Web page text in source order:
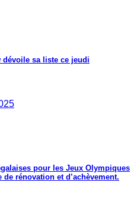
dévoile sa liste ce jeudi
pour les Jeux Olympiques
rénovation et d’achèvement.